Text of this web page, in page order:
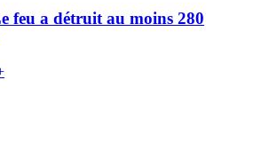
feu a détruit au moins 280